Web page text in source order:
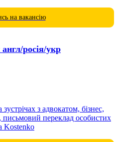
на вакансію
росія/укр
з адвокатом, бізнес,
письмовий переклад особистих
Veronika Kostenko